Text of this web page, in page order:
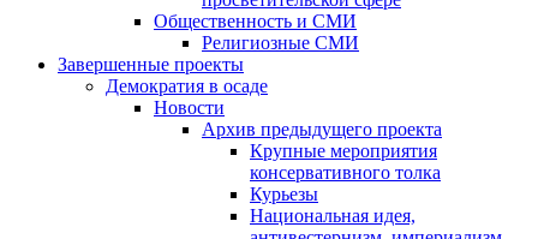
Общественность и СМИ
Религиозные СМИ
Завершенные проекты
Демократия в осаде
Новости
Архив предыдущего проекта
Крупные мероприятия
консервативного толка
Курьезы
Национальная идея,